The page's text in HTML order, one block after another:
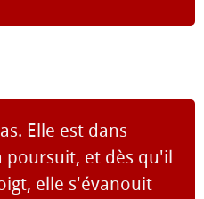
Elle est dans
poursuit, et dès qu'il
elle s'évanouit